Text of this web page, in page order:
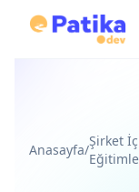
Anasayfa/
Şirket